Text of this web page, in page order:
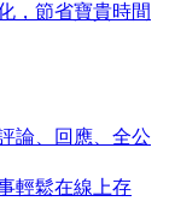
，節省寶貴時間
論、回應、全公
輕鬆在線上存